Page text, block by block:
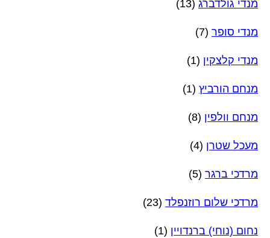
מנדי גולדברג (13)
מנדי סופר (7)
מנדי קלצקין (1)
מנחם הורביץ (1)
מנחם וולפין (8)
מעכל שטרן (4)
מרדכי ברגר (5)
מרדכי שלום רוזנפלד (23)
נחום (נוחי) ברנדויין (1)